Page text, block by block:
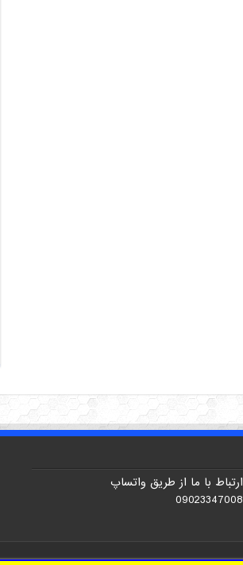
ارتباط با ما از طریق واتساپ
09023347008